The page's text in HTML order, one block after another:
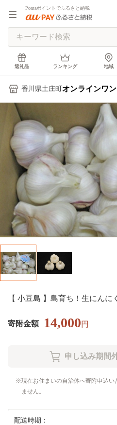
Pontaポイントでふるさと納税
返礼品 ランキング 地域
香川県土庄町 オンラインワ
【 小豆島 】島育ち！生にん
寄附金額 14,000円
現在お住まいの自治体へ寄附申込
ません。
配送時期：